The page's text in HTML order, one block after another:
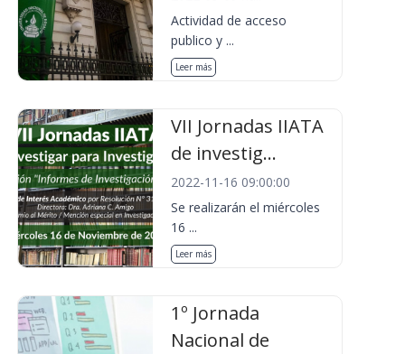
Actividad de acceso
publico y ...
Leer más
VII Jornadas IIATA
de investig...
2022-11-16 09:00:00
Se realizarán el miércoles
16 ...
Leer más
1º Jornada
Nacional de